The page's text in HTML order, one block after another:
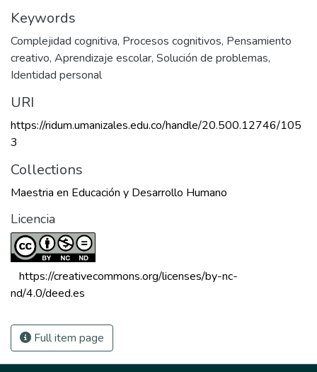
Keywords
Complejidad cognitiva, Procesos cognitivos, Pensamiento
creativo, Aprendizaje escolar, Solución de problemas,
Identidad personal
URI
https://ridum.umanizales.edu.co/handle/20.500.12746/105
3
Collections
Maestria en Educación y Desarrollo Humano
Licencia
https://creativecommons.org/licenses/by-nc-
nd/4.0/deed.es
Full item page